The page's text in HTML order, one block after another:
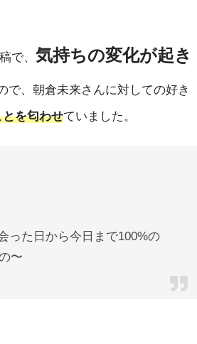
で、 気持ちの変化が起き
で、朝倉未来さんに対しての好き
を匂わせていました。
った日から今日まで100%の
〜